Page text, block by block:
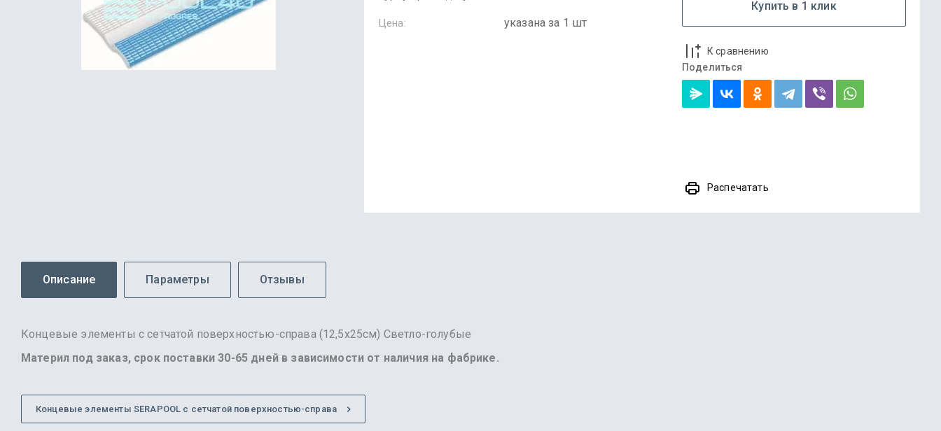
Цена: указана за 1 шт
Купить в 1 клик
К сравнению
Поделиться
Распечатать
Описание Параметры Отзывы
Концевые элементы с сетчатой поверхностью-справа (12,5х25см) Светло-голубые
Материл под заказ, срок поставки 30-65 дней в зависимости от наличия на фабрике.
Концевые элементы SERAPOOL с сетчатой поверхностью-справа